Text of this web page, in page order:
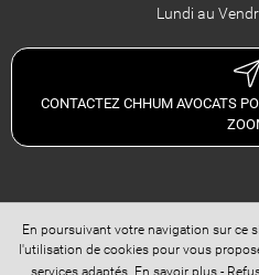
Lundi au
CONTACTEZ CHHUM AVOCATS
Site réalisé avec
Accès administration
Confidentialité
En poursuivant votre navigation sur ce
l'utilisation de cookies pour vous
services adaptés. En savoir plus -